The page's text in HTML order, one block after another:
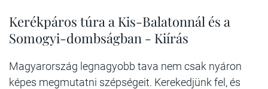
Kerékpáros túra a Kis-Balatonnál és a
Somogyi-dombságban - Kiírás
Magyarország legnagyobb tava nem csak nyáron
képes megmutatni szépségeit. Kerekedjünk fel, és